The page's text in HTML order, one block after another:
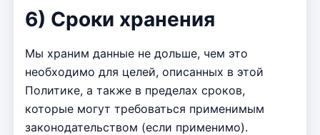
6) Сроки хранения
Мы храним данные не дольше, чем это
необходимо для целей, описанных в этой
Политике, а также в пределах сроков,
которые могут требоваться применимым
законодательством (если применимо).